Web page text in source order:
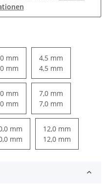
mm
mm
4,5 mm
4,5 mm
mm
mm
7,0 mm
7,0 mm
mm
mm
12,0 mm
12,0 mm